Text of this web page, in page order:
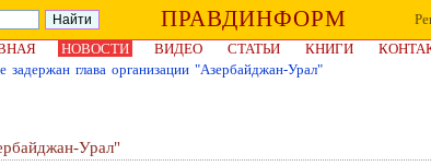
ПРАВДИНФОРМ
НОВОСТИ ВИДЕО СТАТЬИ КНИГИ
задержан глава организации "Азербайджан-Урал"
Урал"